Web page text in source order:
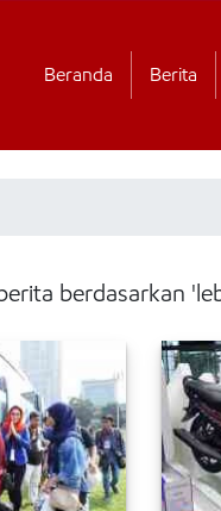
Beranda Berita
berdasarkan